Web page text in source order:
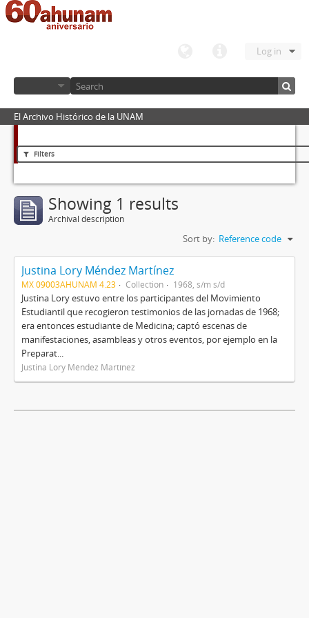
Log in
El Archivo Histórico de la UNAM
Filters
Showing 1 results
Archival description
Sort by: Reference code
Justina Lory Méndez Martínez
MX 09003AHUNAM 4.23 Collection 1968, s/m s/d
Justina Lory estuvo entre los participantes del Movimiento
Estudiantil que recogieron testimonios de las jornadas de 1968;
era entonces estudiante de Medicina; captó escenas de
manifestaciones, asambleas y otros eventos, por ejemplo en la
Preparat...
Justina Lory Méndez Martínez